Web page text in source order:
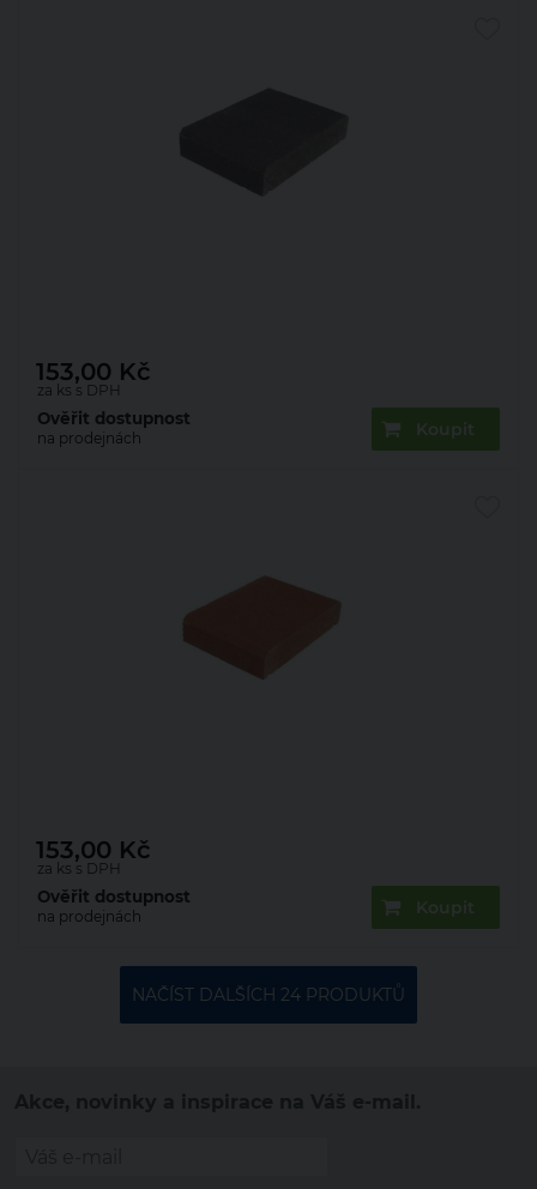
za ks s DPH
153,00 Kč
Koupit
Ověřit dostupnost
na prodejnách
za ks s DPH
153,00 Kč
Koupit
Ověřit dostupnost
na prodejnách
NAČÍST DALŠÍCH 24 PRODUKTŮ